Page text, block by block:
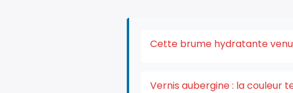
Cette brume hydratante
Vernis aubergine : la couleur